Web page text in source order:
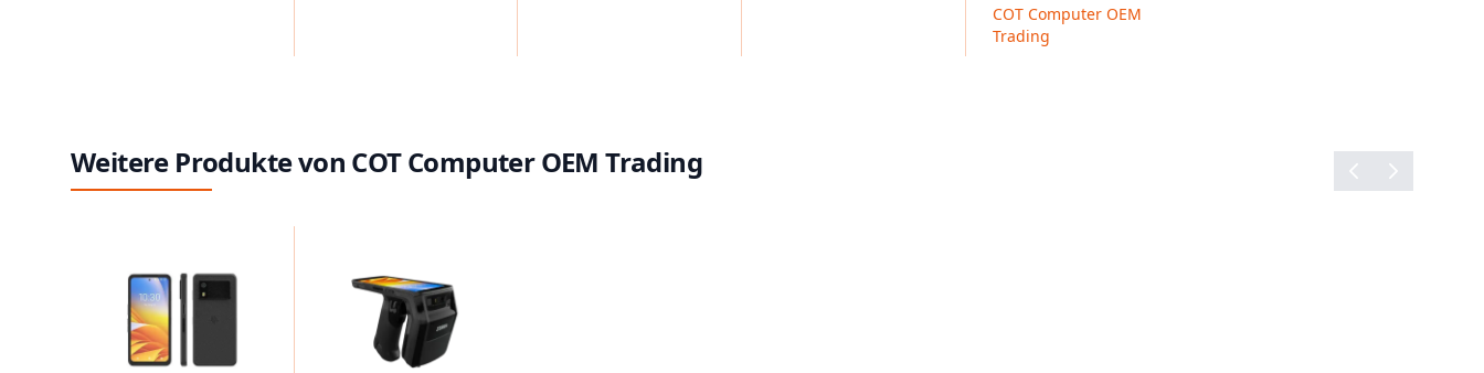
Jetzt bei COT beraten lassen
bietet Unternehmen eine moderne Plattform für KI-fähige
Lassen Sie sich von COT beraten und finden Sie den mobilen Computer,
COT Computer OEM
Trading
Weitere Produkte von COT Computer OEM Trading